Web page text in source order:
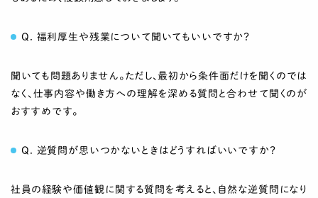
Q. 福利厚生や残業について聞いてもいいですか？
聞いても問題ありません。ただし、最初から条件面だけを聞くのでは
なく、仕事内容や働き方への理解を深める質問と合わせて聞くのが
おすすめです。
Q. 逆質問が思いつかないときはどうすればいいですか？
社員の経験や価値観に関する質問を考えると、自然な逆質問になり